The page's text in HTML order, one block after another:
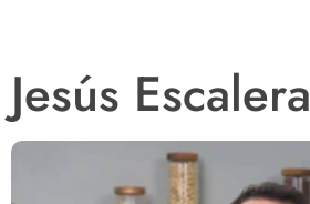
Jesús Escalera